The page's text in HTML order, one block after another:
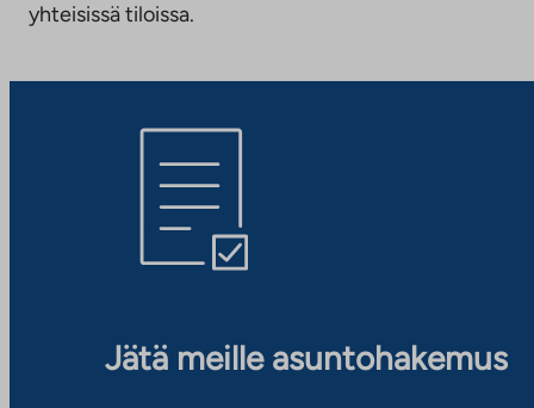
yhteisissä tiloissa.
Jätä meille asuntohakemus